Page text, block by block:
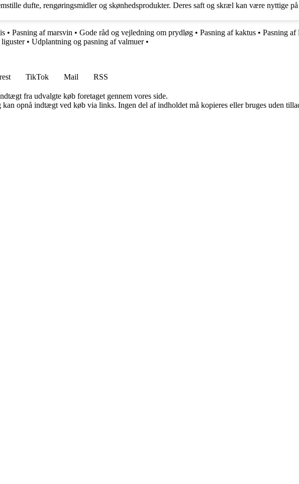
dufte, rengøringsmidler og skønhedsprodukter. Deres saft og skræl kan være nyttige
• Pasning af marsvin • Gode råd og vejledning om prydløg • Pasning af kaktus • Pasning af
• Udplantning og pasning af valmuer•
TikTok Mail
RSS
fra udvalgte køb foretaget gennem vores side.
opnå indtægt ved køb via links. Ingen del af indholdet må kopieres eller bruges uden